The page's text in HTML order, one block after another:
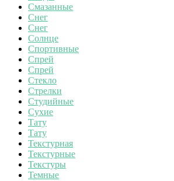
Смазанные
Снег
Снег
Солнце
Спортивные
Спрей
Спрей
Стекло
Стрелки
Студийные
Сухие
Тату
Тату
Текстурная
Текстурные
Текстуры
Темные